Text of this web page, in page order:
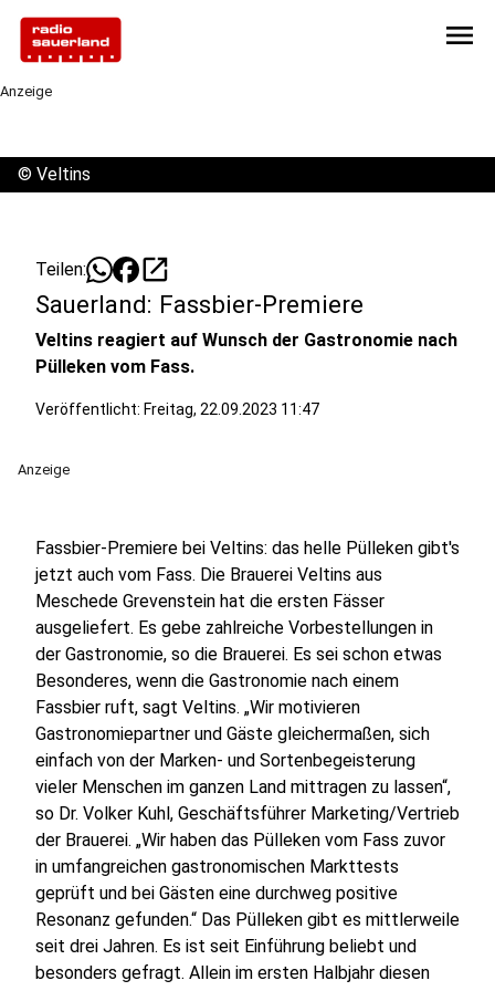
menu
Anzeige
© Veltins
Teilen: open_in_new
Sauerland: Fassbier-Premiere
Veltins reagiert auf Wunsch der Gastronomie nach
Pülleken vom Fass.
Veröffentlicht: Freitag, 22.09.2023 11:47
Anzeige
Fassbier-Premiere bei Veltins: das helle Pülleken gibt's
jetzt auch vom Fass. Die Brauerei Veltins aus
Meschede Grevenstein hat die ersten Fässer
ausgeliefert. Es gebe zahlreiche Vorbestellungen in
der Gastronomie, so die Brauerei. Es sei schon etwas
Besonderes, wenn die Gastronomie nach einem
Fassbier ruft, sagt Veltins. „Wir motivieren
Gastronomiepartner und Gäste gleichermaßen, sich
einfach von der Marken- und Sortenbegeisterung
vieler Menschen im ganzen Land mittragen zu lassen“,
so Dr. Volker Kuhl, Geschäftsführer Marketing/Vertrieb
der Brauerei. „Wir haben das Pülleken vom Fass zuvor
in umfangreichen gastronomischen Markttests
geprüft und bei Gästen eine durchweg positive
Resonanz gefunden.“ Das Pülleken gibt es mittlerweile
seit drei Jahren. Es ist seit Einführung beliebt und
besonders gefragt. Allein im ersten Halbjahr diesen